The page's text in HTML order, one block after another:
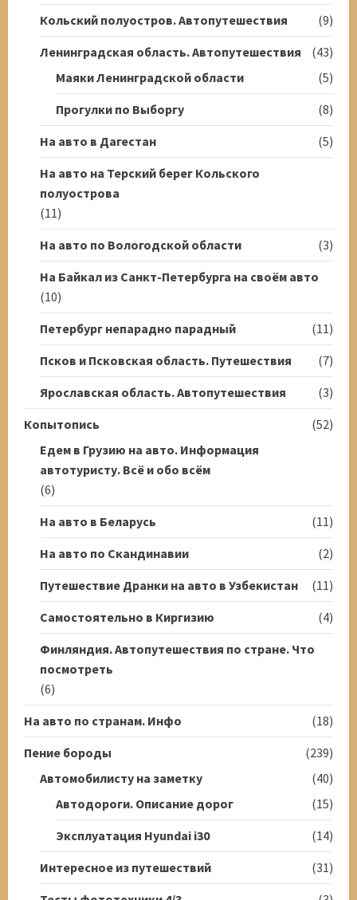
Кольский полуостров. Автопутешествия
(9)
Ленинградская область. Автопутешествия
(43)
Маяки Ленинградской области
(5)
Прогулки по Выборгу
(8)
На авто в Дагестан
(5)
На авто на Терский берег Кольского
полуострова
(11)
На авто по Вологодской области
(3)
На Байкал из Санкт-Петербурга на своём авто
(10)
Петербург непарадно парадный
(11)
Псков и Псковская область. Путешествия
(7)
Ярославская область. Автопутешествия
(3)
Копытопись
(52)
Едем в Грузию на авто. Информация
автотуристу. Всё и обо всём
(6)
На авто в Беларусь
(11)
На авто по Скандинавии
(2)
Путешествие Дранки на авто в Узбекистан
(11)
Самостоятельно в Киргизию
(4)
Финляндия. Автопутешествия по стране. Что
посмотреть
(6)
На авто по странам. Инфо
(18)
Пение бороды
(239)
Автомобилисту на заметку
(40)
Автодороги. Описание дорог
(15)
Эксплуатация Hyundai i30
(14)
Интересное из путешествий
(31)